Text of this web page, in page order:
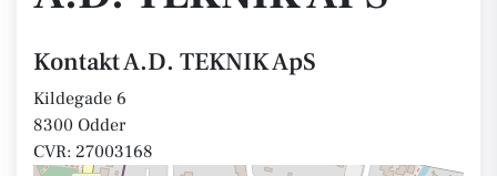
Kontakt A.D. TEKNIK ApS
Kildegade 6
8300 Odder
CVR: 27003168